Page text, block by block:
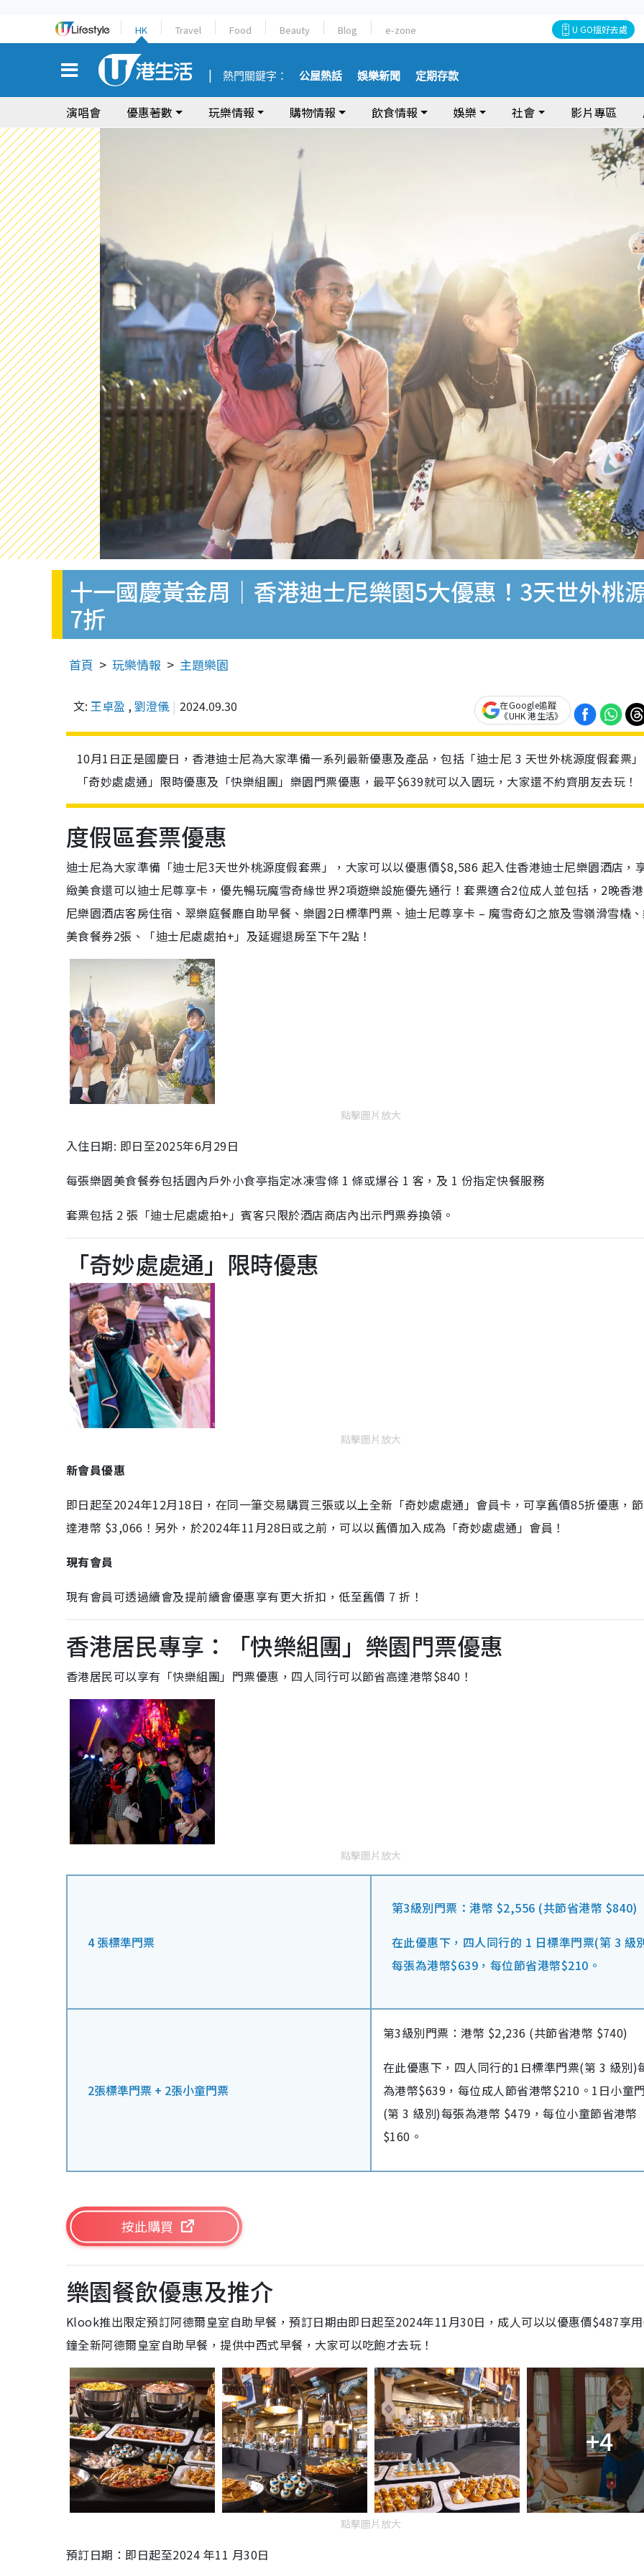
HK Travel Food Beauty Blog e-zone U GO搵好去處
熱門關鍵字： 公屋熱話 娛樂新聞 定期存款
演唱會 優惠著數 玩樂情報 購物情報 飲食情報 娛樂 社會 影片專區
十一國慶黃金周｜香港迪士尼樂園5大優惠！3天世外桃
7折
首頁 玩樂情報 主題樂園
文: 王卓盈 ,劉澄儀 2024.09.30
在Google追蹤
《UHK 港生活》
10月1日正是國慶日，香港迪士尼為大家準備一系列最新優惠及產品，包括「迪士尼 3 天世外桃源度假套票
「奇妙處處通」限時優惠及「快樂組團」樂園門票優惠，最平$639就可以入園玩，大家還不約齊朋友去玩！
度假區套票優惠
迪士尼為大家準備「迪士尼3天世外桃源度假套票」，大家可以以優惠價$8,586 起入住香港迪士尼樂園酒店，
緻美食還可以迪士尼尊享卡，優先暢玩魔雪奇緣世界2項遊樂設施優先通行！套票適合2位成人並包括，2晚香
尼樂園酒店客房住宿、翠樂庭餐廳自助早餐、樂園2日標準門票、迪士尼尊享卡 – 魔雪奇幻之旅及雪嶺滑雪橇
美食餐券2張、「迪士尼處處拍+」及延遲退房至下午2點！
點擊圖片放大
入住日期: 即日至2025年6月29日
每張樂園美食餐券包括園內戶外小食亭指定冰凍雪條 1 條或爆谷 1 客，及 1 份指定快餐服務
套票包括 2 張「迪士尼處處拍+」賓客只限於酒店商店內出示門票券換領。
「奇妙處處通」限時優惠
點擊圖片放大
新會員優惠
即日起至2024年12月18日，在同一筆交易購買三張或以上全新「奇妙處處通」會員卡，可享舊價85折優惠，
達港幣 $3,066！另外，於2024年11月28日或之前，可以以舊價加入成為「奇妙處處通」會員！
現有會員
現有會員可透過續會及提前續會優惠享有更大折扣，低至舊價 7 折！
香港居民專享：「快樂組團」樂園門票優惠
香港居民可以享有「快樂組團」門票優惠，四人同行可以節省高達港幣$840！
點擊圖片放大
4 張標準門票
第3級別門票：港幣 $2,556 (共節省港幣 $840)
在此優惠下，四人同行的 1 日標準門票(第 3 級
每張為港幣$639，每位節省港幣$210。
2張標準門票 + 2張小童門票
第3級別門票：港幣 $2,236 (共節省港幣 $740)
在此優惠下，四人同行的1日標準門票(第 3 級別)
為港幣$639，每位成人節省港幣$210。1日小童
(第 3 級別)每張為港幣 $479，每位小童節省港幣
$160。
按此購買
樂園餐飲優惠及推介
Klook推出限定預訂阿德爾皇室自助早餐，預訂日期由即日起至2024年11月30日，成人可以以優惠價$487享
鐘全新阿德爾皇室自助早餐，提供中西式早餐，大家可以吃飽才去玩！
+4
點擊圖片放大
預訂日期：即日起至2024 年11 月30日